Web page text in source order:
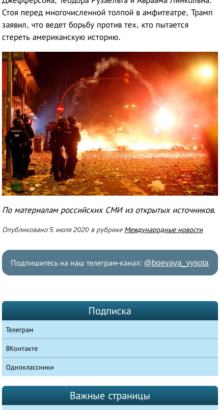
Стоя перед многочисленной толпой в амфитеатре, Трамп
заявил, что ведет борьбу против тех, кто пытается
стереть американскую историю.
По материалам российских СМИ из открытых источников.
Опубликовано 5 июля 2020 в рубрике Международные новости
Подпишитесь на наш телеграм-канал: @boevaya_vysota
Подписка
Телеграм
ВКонтакте
Одноклассники
Важные страницы